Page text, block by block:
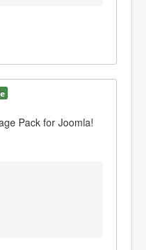
Pack for Joomla!